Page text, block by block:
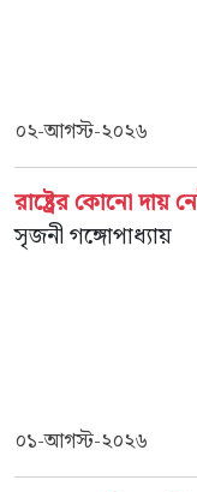
০২-আগস্ট-২০২৬
রাষ্ট্রের কোনো দায়
সৃজনী গঙ্গোপাধ্যায়
০১-আগস্ট-২০২৬